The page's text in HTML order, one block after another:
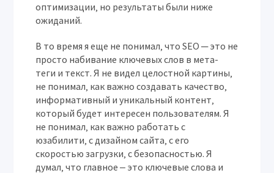
оптимизации‚ но результаты были ниже
ожиданий.
В то время я еще не понимал‚ что SEO ─ это не
просто набивание ключевых слов в мета-
теги и текст. Я не видел целостной картины‚
не понимал‚ как важно создавать качество‚
информативный и уникальный контент‚
который будет интересен пользователям. Я
не понимал‚ как важно работать с
юзабилити‚ с дизайном сайта‚ с его
скоростью загрузки‚ с безопасностью. Я
думал‚ что главное ‒ это ключевые слова и